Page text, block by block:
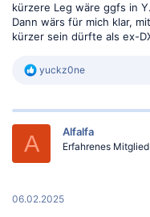
kürzere Leg wäre ggfs in Y.
Dann wärs für mich klar,
kürzer sein dürfte als ex-
R
k
o
:
yuckz0ne
A Alfalfa
Erfahrenes Mitglied
06.02.2025